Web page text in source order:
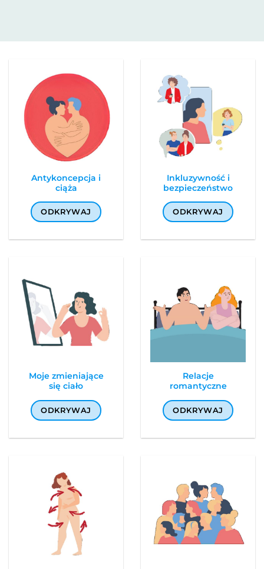
Antykoncepcja i
ciąża
ODKRYWAJ
Inkluzywność i
bezpieczeństwo
ODKRYWAJ
Moje zmieniające
się ciało
ODKRYWAJ
Relacje
romantyczne
ODKRYWAJ